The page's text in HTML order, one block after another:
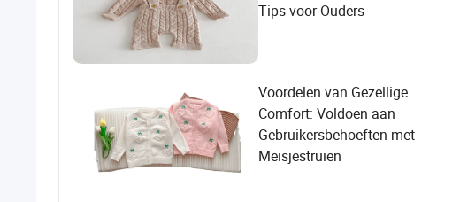
Tips voor Ouders
Voordelen van Gezellige
Comfort: Voldoen aan
Gebruikersbehoeften met
Meisjestruien